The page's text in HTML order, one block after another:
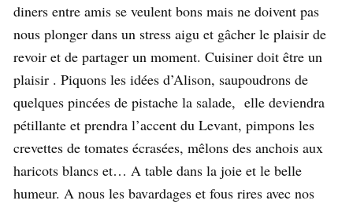
diners entre amis se veulent bons mais ne doivent pas
nous plonger dans un stress aigu et gâcher le plaisir de
revoir et de partager un moment. Cuisiner doit être un
plaisir . Piquons les idées d’Alison, saupoudrons de
quelques pincées de pistache la salade, elle deviendra
pétillante et prendra l’accent du Levant, pimpons les
crevettes de tomates écrasées, mêlons des anchois aux
haricots blancs et… A table dans la joie et le belle
humeur. A nous les bavardages et fous rires avec nos